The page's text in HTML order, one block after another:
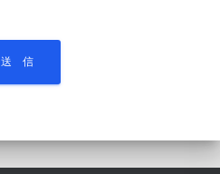
送 信